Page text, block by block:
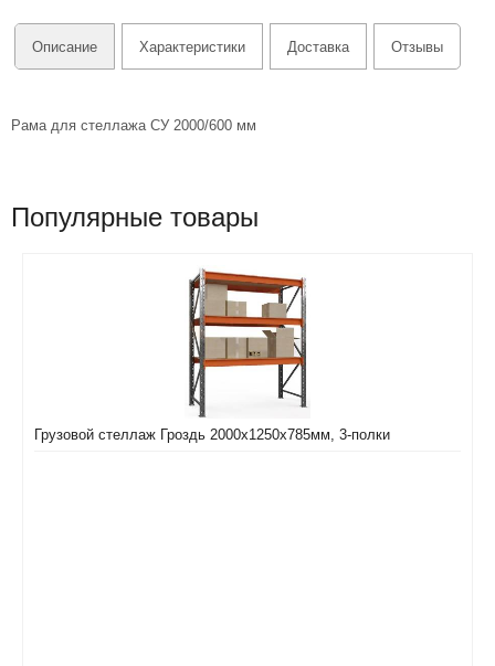
Описание Характеристики Доставка Отзывы
Рама для стеллажа СУ 2000/600 мм
Популярные товары
Грузовой стеллаж Гроздь 2000х1250х785мм, 3-полки